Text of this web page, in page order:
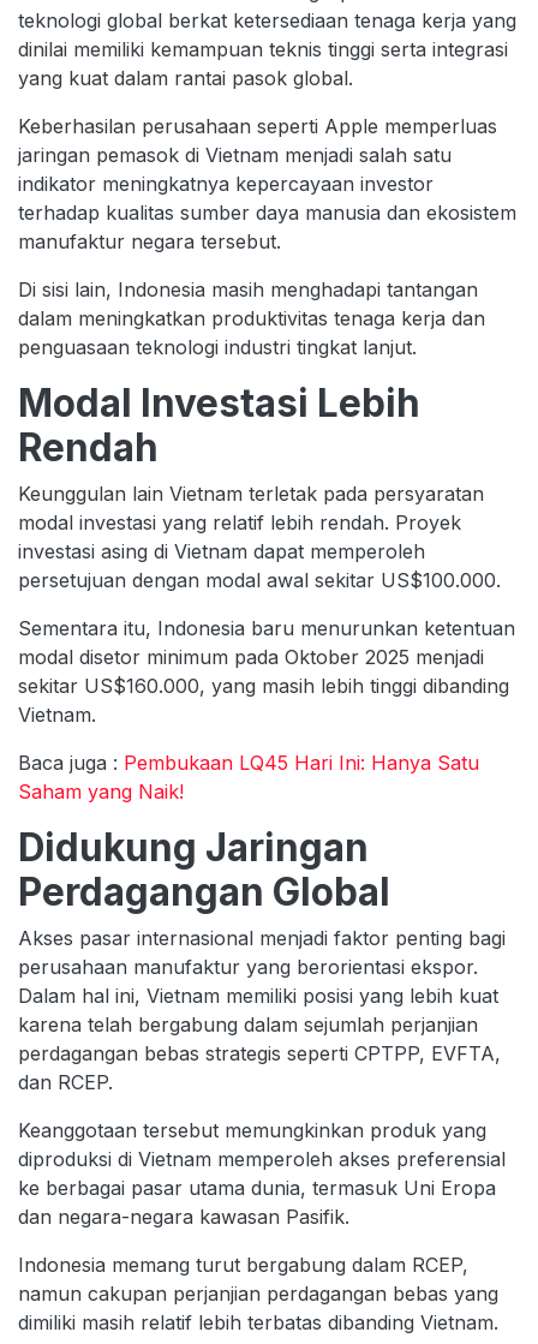
teknologi global berkat ketersediaan tenaga kerja yang
dinilai memiliki kemampuan teknis tinggi serta integrasi
yang kuat dalam rantai pasok global.
Keberhasilan perusahaan seperti Apple memperluas
jaringan pemasok di Vietnam menjadi salah satu
indikator meningkatnya kepercayaan investor
terhadap kualitas sumber daya manusia dan ekosistem
manufaktur negara tersebut.
Di sisi lain, Indonesia masih menghadapi tantangan
dalam meningkatkan produktivitas tenaga kerja dan
penguasaan teknologi industri tingkat lanjut.
Modal Investasi Lebih
Rendah
Keunggulan lain Vietnam terletak pada persyaratan
modal investasi yang relatif lebih rendah. Proyek
investasi asing di Vietnam dapat memperoleh
persetujuan dengan modal awal sekitar US$100.000.
Sementara itu, Indonesia baru menurunkan ketentuan
modal disetor minimum pada Oktober 2025 menjadi
sekitar US$160.000, yang masih lebih tinggi dibanding
Vietnam.
Baca juga : Pembukaan LQ45 Hari Ini: Hanya Satu
Saham yang Naik!
Didukung Jaringan
Perdagangan Global
Akses pasar internasional menjadi faktor penting bagi
perusahaan manufaktur yang berorientasi ekspor.
Dalam hal ini, Vietnam memiliki posisi yang lebih kuat
karena telah bergabung dalam sejumlah perjanjian
perdagangan bebas strategis seperti CPTPP, EVFTA,
dan RCEP.
Keanggotaan tersebut memungkinkan produk yang
diproduksi di Vietnam memperoleh akses preferensial
ke berbagai pasar utama dunia, termasuk Uni Eropa
dan negara-negara kawasan Pasifik.
Indonesia memang turut bergabung dalam RCEP,
namun cakupan perjanjian perdagangan bebas yang
dimiliki masih relatif lebih terbatas dibanding Vietnam.